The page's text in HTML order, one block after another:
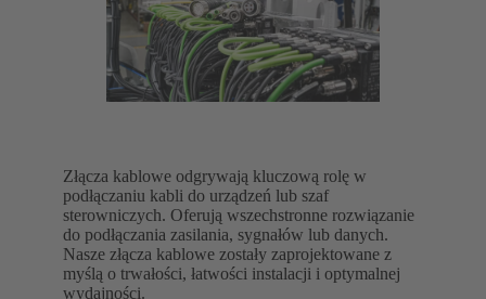
Złącza kablowe odgrywają kluczową rolę w
podłączaniu kabli do urządzeń lub szaf
sterowniczych. Oferują wszechstronne rozwiązanie
do podłączania zasilania, sygnałów lub danych.
Nasze złącza kablowe zostały zaprojektowane z
myślą o trwałości, łatwości instalacji i optymalnej
wydajności.